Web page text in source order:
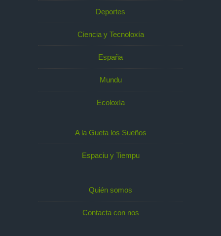
Deportes
Ciencia y Tecnoloxía
España
Mundu
Ecoloxía
A la Gueta los Sueños
Espaciu y Tiempu
Quién somos
Contacta con nos